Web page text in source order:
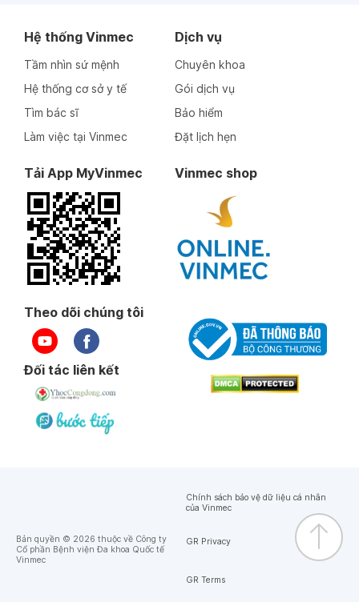
Hệ thống Vinmec
Tầm nhìn sứ mệnh
Hệ thống cơ sở y tế
Tìm bác sĩ
Làm việc tại Vinmec
Dịch vụ
Chuyên khoa
Gói dịch vụ
Bảo hiểm
Đặt lịch hẹn
Tải App MyVinmec Vinmec shop
Theo dõi chúng tôi
Đối tác liên kết
Bản quyền © 2026 thuộc về Công ty
Cổ phần Bệnh viện Đa khoa Quốc tế
Vinmec
Chính sách bảo vệ dữ liệu cá nhân
của Vinmec
GR Privacy
GR Terms